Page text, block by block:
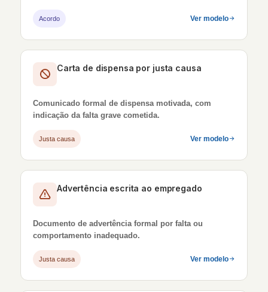
Acordo Ver modelo
Carta de dispensa por justa causa
Comunicado formal de dispensa motivada, com
indicação da falta grave cometida.
Justa causa Ver modelo
Advertência escrita ao empregado
Documento de advertência formal por falta ou
comportamento inadequado.
Justa causa Ver modelo